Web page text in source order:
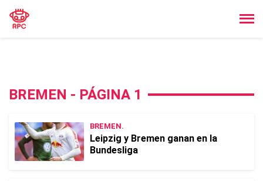
BREMEN - PÁGINA 1
BREMEN.
Leipzig y Bremen ganan en la
Bundesliga